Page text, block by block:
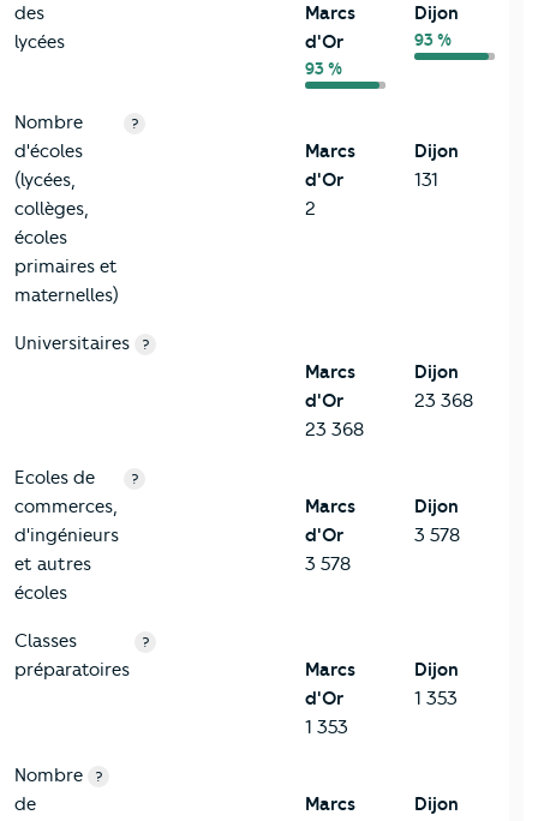
des
lycées
Marcs
d'Or
93 %
Dijon
93 %
Nombre
d'écoles
(lycées,
collèges,
écoles
primaires et
maternelles)
?
Marcs
d'Or
2
Dijon
131
Universitaires ?
Marcs
d'Or
23 368
Dijon
23 368
Ecoles de
commerces,
d'ingénieurs
et autres
écoles
?
Marcs
d'Or
3 578
Dijon
3 578
Classes
préparatoires
?
Marcs
d'Or
1 353
Dijon
1 353
Nombre
de
?
Marcs
Dijon